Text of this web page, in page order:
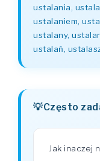
ustalania,
ustalaniem,
ustalany,
ustalań,
Często
Jak inaczej